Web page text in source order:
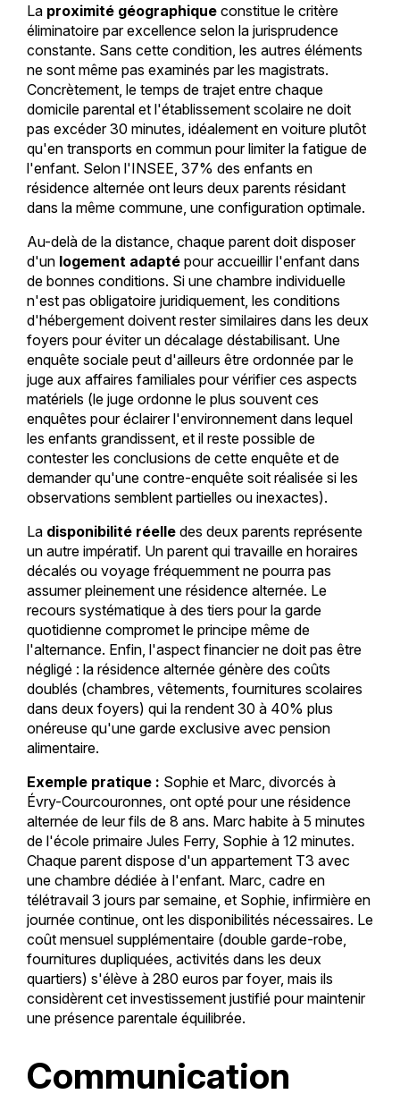
La proximité géographiqueconstitue le critère
éliminatoire par excellence selon la jurisprudence
constante. Sans cette condition, les autres éléments
ne sont même pas examinés par les magistrats.
Concrètement, le temps de trajet entre chaque
domicile parental et l'établissement scolaire ne doit
pas excéder 30 minutes, idéalement en voiture plutôt
qu'en transports en commun pour limiter la fatigue de
l'enfant. Selon l'INSEE, 37% des enfants en
résidence alternée ont leurs deux parents résidant
dans la même commune, une configuration optimale.
Au-delà de la distance, chaque parent doit disposer
d'un logement adaptépour accueillir l'enfant dans
de bonnes conditions. Si une chambre individuelle
n'est pas obligatoire juridiquement, les conditions
d'hébergement doivent rester similaires dans les deux
foyers pour éviter un décalage déstabilisant. Une
enquête sociale peut d'ailleurs être ordonnée par le
juge aux affaires familiales pour vérifier ces aspects
matériels (le juge ordonne le plus souvent ces
enquêtes pour éclairer l'environnement dans lequel
les enfants grandissent, et il reste possible de
contester les conclusions de cette enquête et de
demander qu'une contre-enquête soit réalisée si les
observations semblent partielles ou inexactes).
La disponibilité réelledes deux parents représente
un autre impératif. Un parent qui travaille en horaires
décalés ou voyage fréquemment ne pourra pas
assumer pleinement une résidence alternée. Le
recours systématique à des tiers pour la garde
quotidienne compromet le principe même de
l'alternance. Enfin, l'aspect financier ne doit pas être
négligé : la résidence alternée génère des coûts
doublés (chambres, vêtements, fournitures scolaires
dans deux foyers) qui la rendent 30 à 40% plus
onéreuse qu'une garde exclusive avec pension
alimentaire.
Exemple pratique : Sophie et Marc, divorcés à
Évry-Courcouronnes, ont opté pour une résidence
alternée de leur fils de 8 ans. Marc habite à 5 minutes
de l'école primaire Jules Ferry, Sophie à 12 minutes.
Chaque parent dispose d'un appartement T3 avec
une chambre dédiée à l'enfant. Marc, cadre en
télétravail 3 jours par semaine, et Sophie, infirmière en
journée continue, ont les disponibilités nécessaires. Le
coût mensuel supplémentaire (double garde-robe,
fournitures dupliquées, activités dans les deux
quartiers) s'élève à 280 euros par foyer, mais ils
considèrent cet investissement justifié pour maintenir
une présence parentale équilibrée.
Communication